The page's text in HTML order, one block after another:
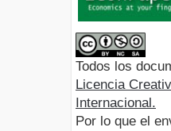
Todos los
Licencia
Internacional.
Por lo que el